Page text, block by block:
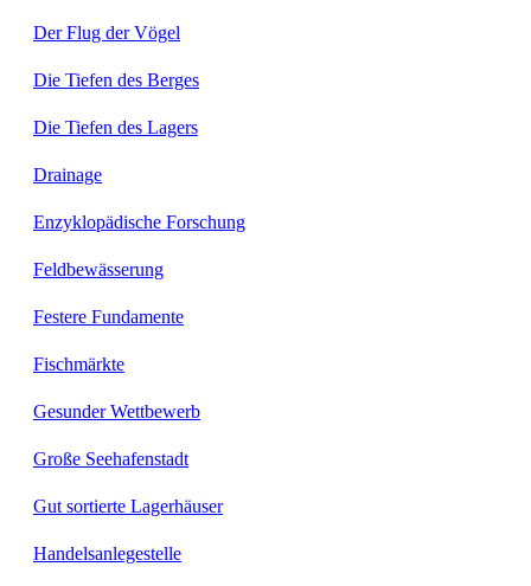
Der Flug der Vögel
Die Tiefen des Berges
Die Tiefen des Lagers
Drainage
Enzyklopädische Forschung
Feldbewässerung
Festere Fundamente
Fischmärkte
Gesunder Wettbewerb
Große Seehafenstadt
Gut sortierte Lagerhäuser
Handelsanlegestelle